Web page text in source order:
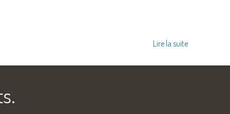
Lire la suite